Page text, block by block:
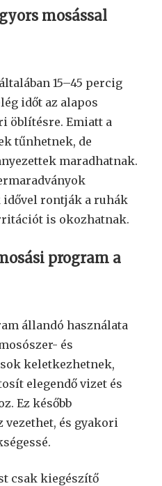
mosással
15–45 percig
időt az alapos
öblítésre. Emiatt a
tűnhetnek, de
maradhatnak.
idővel rontják a ruhák
is okozhatnak.
program a
állandó használata
és
keletkezhetnek,
elegendő vizet és
Ez később
és gyakori
csak kiegészítő